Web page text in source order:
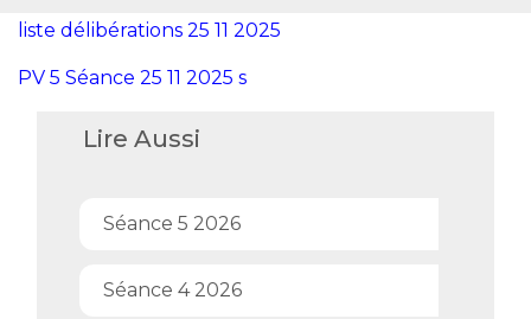
liste délibérations 25 11 2025
PV 5 Séance 25 11 2025 s
Lire Aussi
Séance 5 2026
Séance 4 2026